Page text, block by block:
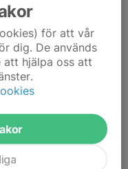
för att vår
dig. De används
hjälpa oss att